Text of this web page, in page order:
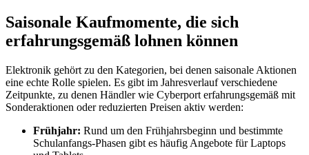
Saisonale Kaufmomente, die sich
erfahrungsgemäß lohnen können
Elektronik gehört zu den Kategorien, bei denen saisonale Aktionen
eine echte Rolle spielen. Es gibt im Jahresverlauf verschiedene
Zeitpunkte, zu denen Händler wie Cyberport erfahrungsgemäß mit
Sonderaktionen oder reduzierten Preisen aktiv werden:
Frühjahr: Rund um den Frühjahrsbeginn und bestimmte
Schulanfangs-Phasen gibt es häufig Angebote für Laptops